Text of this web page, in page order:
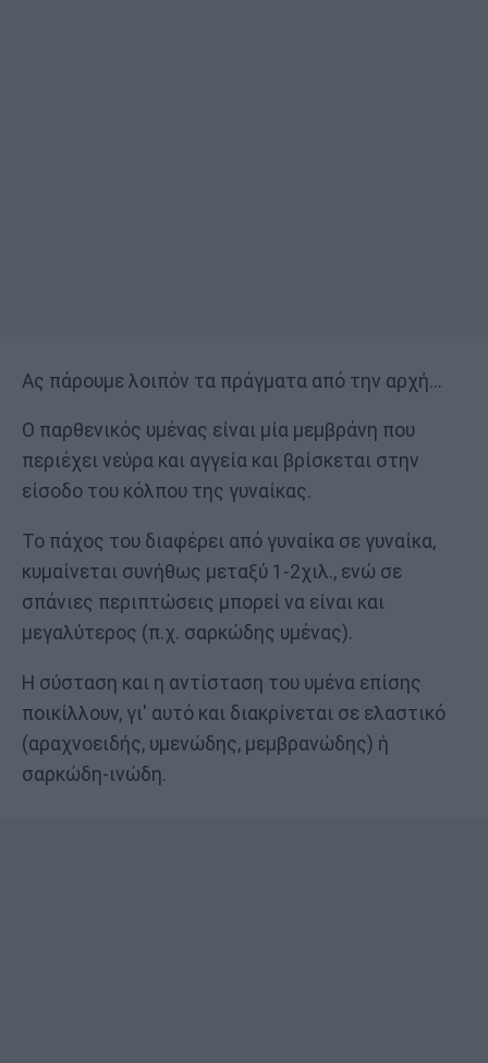
Ας πάρουμε λοιπόν τα πράγματα από την αρχή...
Ο παρθενικός υμένας είναι μία μεμβράνη που
περιέχει νεύρα και αγγεία και βρίσκεται στην
είσοδο του κόλπου της γυναίκας.
Το πάχος του διαφέρει από γυναίκα σε γυναίκα,
κυμαίνεται συνήθως μεταξύ 1-2χιλ., ενώ σε
σπάνιες περιπτώσεις μπορεί να είναι και
μεγαλύτερος (π.χ. σαρκώδης υμένας).
Η σύσταση και η αντίσταση του υμένα επίσης
ποικίλλουν, γι' αυτό και διακρίνεται σε ελαστικό
(αραχνοειδής, υμενώδης, μεμβρανώδης) ή
σαρκώδη-ινώδη.